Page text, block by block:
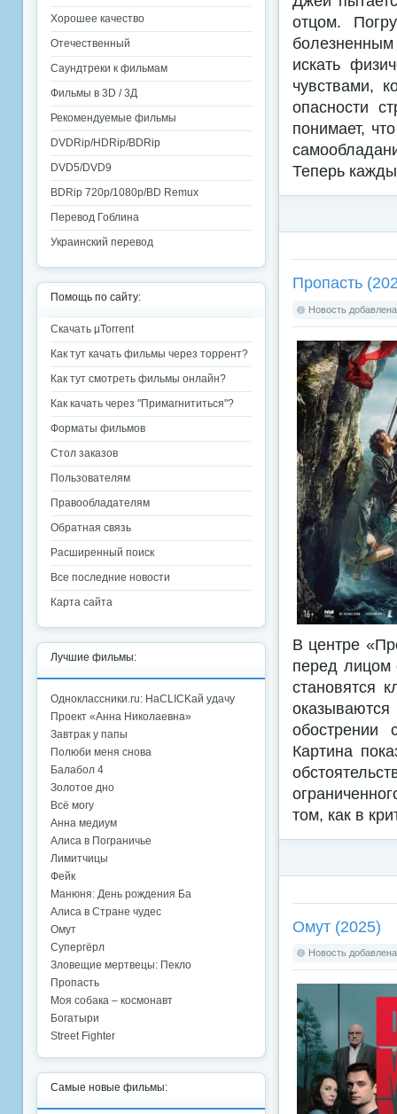
отцом.
искать
чувствами,
опасности
понимает,
Теперь
Пропасть
Новость
В центре
перед лицом
становятся
обострении
Картина
том, как в
Омут (2025)
Новость
Хорошее качество
Отечественный
Саундтреки к фильмам
Фильмы в 3D / 3Д
Рекомендуемые фильмы
DVDRip/HDRip/BDRip
DVD5/DVD9
BDRip 720p/1080p/BD Remux
Перевод Гоблина
Украинский перевод
Помощь по сайту:
Скачать µTorrent
Как тут качать фильмы через торрент?
Как тут смотреть фильмы онлайн?
Как качать через "Примагнититься"?
Форматы фильмов
Стол заказов
Пользователям
Правообладателям
Обратная связь
Расширенный поиск
Все последние новости
Карта сайта
Лучшие фильмы:
Одноклассники.ru: НаCLICKай удачу
Проект «Анна Николаевна»
Завтрак у папы
Полюби меня снова
Балабол 4
Золотое дно
Всё могу
Анна медиум
Алиса в Пограничье
Лимитчицы
Фейк
Манюня: День рождения Ба
Алиса в Стране чудес
Омут
Супергёрл
Зловещие мертвецы: Пекло
Пропасть
Моя собака – космонавт
Богатыри
Street Fighter
Самые новые фильмы: